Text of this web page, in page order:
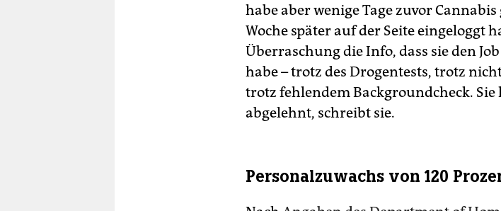
habe aber wenige Tage zuvor
Woche später auf der Seite eingeloggt
Überraschung die Info, dass sie den
habe – trotz des Drogentests, trotz
trotz fehlendem Backgroundcheck.
abgelehnt, schreibt sie.
Personalzuwachs von 120